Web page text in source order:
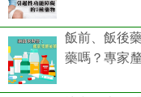
飯前、飯後
藥嗎？專家